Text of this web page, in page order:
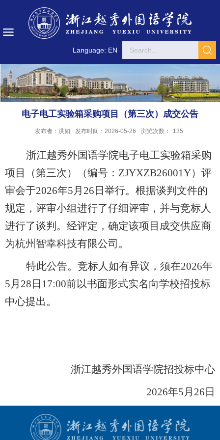
Language: EN
电子电工实验箱采购项目（第三次）成交公告
发布者：洪如 发布时间：2026-05-26 浏览次数： 135
浙江越秀外国语学院电子电工实验箱采购
项目（第三次）
（编号： ZJYXZB26001Y）评
审会于2026年5月 26 日举行。根据谈判文件的
规定，评审小组进行了仔细评审，并与竞标人
进行了谈判。经评定，确定该项目成交供应商
为杭州智幸科技有限公司。
特此公告。竞标人如有异议，须在2026年
5月 28 日 17:00前以书面形式实名向学校招投标
中心提出。
浙江越秀外国语学院招投标中心
2026年5月 26 日